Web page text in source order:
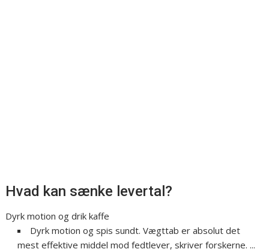
Hvad kan sænke levertal?
Dyrk motion og drik kaffe
Dyrk motion og spis sundt. Vægttab er absolut det
mest effektive middel mod fedtlever, skriver forskerne. ...